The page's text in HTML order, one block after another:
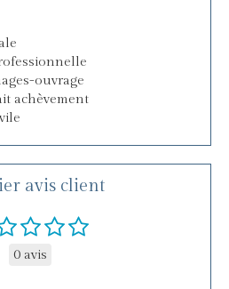
ouvrage
achèvement
avis client
0 avis